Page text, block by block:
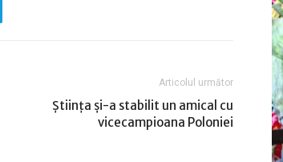
Articolul următor
Ştiinţa şi-a stabilit un amical cu
vicecampioana Poloniei